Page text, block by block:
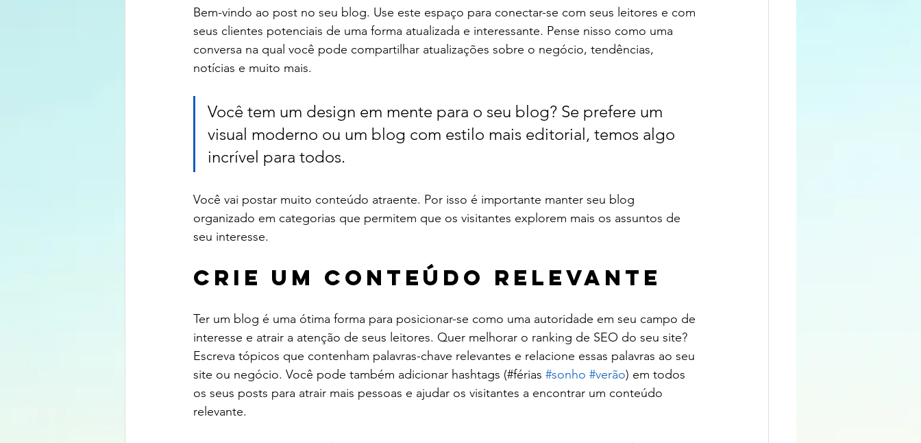
Bem-vindo ao post no seu blog. Use este espaço para conectar-se com seus leitores e com
seus clientes potenciais de uma forma atualizada e interessante. Pense nisso como uma
conversa na qual você pode compartilhar atualizações sobre o negócio, tendências,
notícias e muito mais.
Você tem um design em mente para o seu blog? Se prefere um
visual moderno ou um blog com estilo mais editorial, temos algo
incrível para todos.
Você vai postar muito conteúdo atraente. Por isso é importante manter seu blog
organizado em categorias que permitem que os visitantes explorem mais os assuntos de
seu interesse.
Crie um Conteúdo Relevante
Ter um blog é uma ótima forma para posicionar-se como uma autoridade em seu campo de
interesse e atrair a atenção de seus leitores. Quer melhorar o ranking de SEO do seu site?
Escreva tópicos que contenham palavras-chave relevantes e relacione essas palavras ao seu
site ou negócio. Você pode também adicionar hashtags (#férias #sonho #verão) em todos
os seus posts para atrair mais pessoas e ajudar os visitantes a encontrar um conteúdo
relevante.